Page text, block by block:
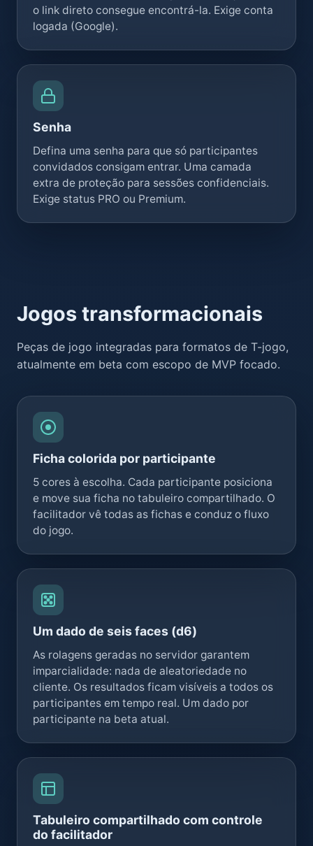
o link direto consegue encontrá-la. Exige conta
logada (Google).
Senha
Defina uma senha para que só participantes
convidados consigam entrar. Uma camada
extra de proteção para sessões confidenciais.
Exige status PRO ou Premium.
Jogos transformacionais
Peças de jogo integradas para formatos de T-jogo,
atualmente em beta com escopo de MVP focado.
Ficha colorida por participante
5 cores à escolha. Cada participante posiciona
e move sua ficha no tabuleiro compartilhado. O
facilitador vê todas as fichas e conduz o fluxo
do jogo.
Um dado de seis faces (d6)
As rolagens geradas no servidor garantem
imparcialidade: nada de aleatoriedade no
cliente. Os resultados ficam visíveis a todos os
participantes em tempo real. Um dado por
participante na beta atual.
Tabuleiro compartilhado com controle
do facilitador